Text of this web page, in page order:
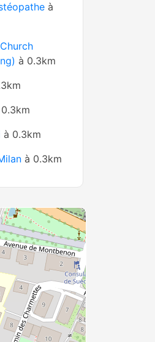
à
à 0.3km
à 0.3km
à 0.3km